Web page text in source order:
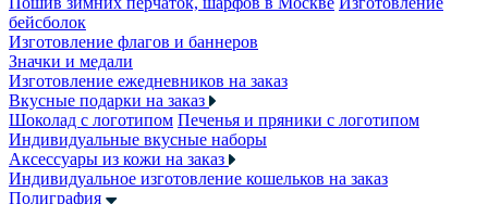
бейсболок
Изготовление флагов и баннеров
Значки и медали
Изготовление ежедневников на заказ
Вкусные подарки на заказ
Шоколад с логотипом Печенья и пряники с логотипом
Индивидуальные вкусные наборы
Аксессуары из кожи на заказ
Индивидуальное изготовление кошельков на заказ
Полиграфия